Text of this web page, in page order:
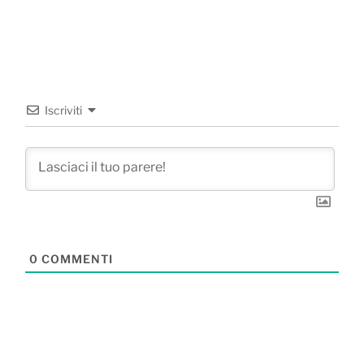
Iscriviti
0 COMMENTI